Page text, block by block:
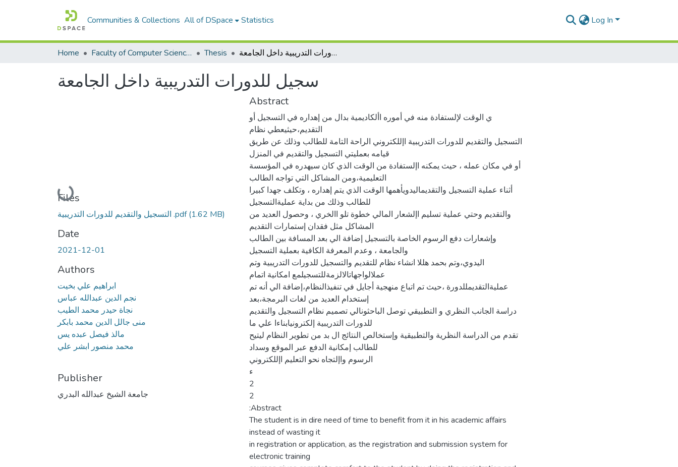
Communities & Collections All of DSpace Statistics Log In
Home Faculty of Computer Science كلية علوم الحاسوب Thesis سجيل للدورات التدريبية داخل الجامعة
سجيل للدورات التدريبية داخل الجامعة
Loading...
Files
التسجيل والتقديم للدورات التدريبية .pdf(1.62 MB)
Date
2021-12-01
Authors
ابراهيم علي بخيت
نجم الدين عبدالله عباس
نجاة حيدر محمد الطيب
منى جالل الدين محمد بابكر
مالذ فيصل عبده يس
محمد منصور ابشر علي
Publisher
جامعة الشيخ عبدالله البدري
Abstract
ي الوقت لإلستفادة منه في أموره األكاديمية بدال من إهداره في التسجيل أو
التقديم،حيثيعطي نظام
التسجيل والتقديم للدورات التدريبية اإللكتروني الراحة التامة للطالب وذلك عن طريق
قيامه بعمليتي التسجيل والتقديم في المنزل
أو في مكان عمله ، حيث يمكنه اإلستفادة من الوقت الذي كان سيهدره في المؤسسة
التعليمية،ومن المشاكل التي تواجه الطالب
أثناء عملية التسجيل والتقديماليدويأهمها الوقت الذي يتم إهداره ، وتكلف جهدا كبيرا
للطالب وذلك من بداية عمليةالتسجيل
والتقديم وحتي عملية تسليم اإلشعار المالي خطوة تلو االخري ، وحصول العديد من
المشاكل مثل فقدان إستمارات التقديم
وإشعارات دفع الرسوم الخاصة بالتسجيل إضافة الي بعد المسافة بين الطالب
والجامعة ، وعدم المعرفة الكافية بعملية التسجيل
اليدوي،وتم بحمد هللا انشاء نظام للتقديم والتسجيل للدورات التدريبية وتم
عملالواجهاتالالزمةللتسجيلمع امكانية اتمام
عمليةالتقديمللدورة ،حيث تم اتباع منهجية أجايل في تنفيذالنظام،إضافة الي أنه تم
إستخدام العديد من لغات البرمجة،بعد
دراسة الجانب النظري و التطبيقي توصل الباحثونالي تصميم نظام التسجيل والتقديم
للدورات التدريبية إلكترونيابناءا علي ما
تقدم من الدراسة النظرية والتطبيقية وإستخالص النتائج ال بد من تطوير النظام ليتيح
للطالب إمكانية الدفع عبر الموقع وسداد
الرسوم واإلتجاه نحو التعليم اإللكتروني
ء
2
2
:Abstract
The student is in dire need of time to benefit from it in his academic affairs
instead of wasting it
in registration or application, as the registration and submission system for
electronic training